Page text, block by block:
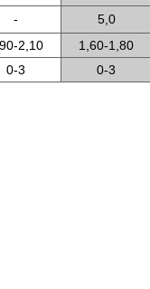
-
5,0
2,10
1,60-1,80
0-3 0-3